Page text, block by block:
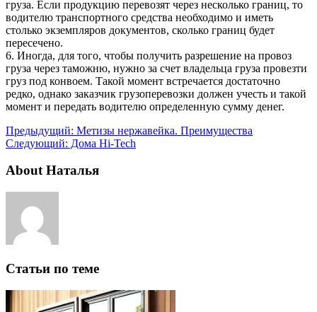
груза. Если продукцию перевозят через несколько границ, то
водителю транспортного средства необходимо и иметь
столько экземпляров документов, сколько границ будет
пересечено.
6. Иногда, для того, чтобы получить разрешение на провоз
груза через таможню, нужно за счет владельца груза провезти
груз под конвоем. Такой момент встречается достаточно
редко, однако заказчик грузоперевозки должен учесть и такой
момент и передать водителю определенную сумму денег.
Предыдущий: Метизы нержавейка. Преимущества
Следующий: Дома Hi-Tech
About Наталья
Статьи по теме